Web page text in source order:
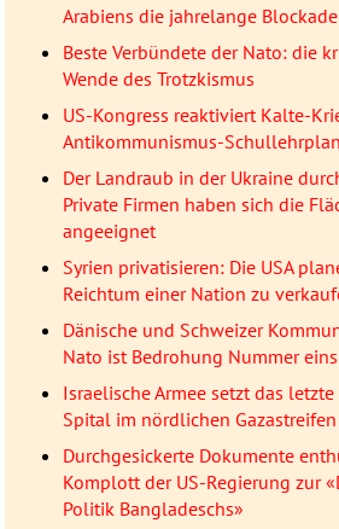
Arabiens die jahrelange
Beste Verbündete der Nato: die
Wende des Trotzkismus
US-Kongress reaktiviert Kalte-
Antikommunismus-Schullehrplan
Der Landraub in der Ukraine
Private Firmen haben sich die
angeeignet
Syrien privatisieren: Die USA
Reichtum einer Nation zu
Dänische und Schweizer
Nato ist Bedrohung Nummer
Israelische Armee setzt das
Spital im nördlichen
Durchgesickerte Dokumente
Komplott der US-Regierung zur
Politik Bangladeschs»